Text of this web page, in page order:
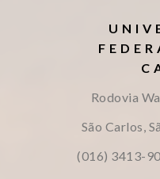
Rodovia
São Carlos,
(016) 3413-